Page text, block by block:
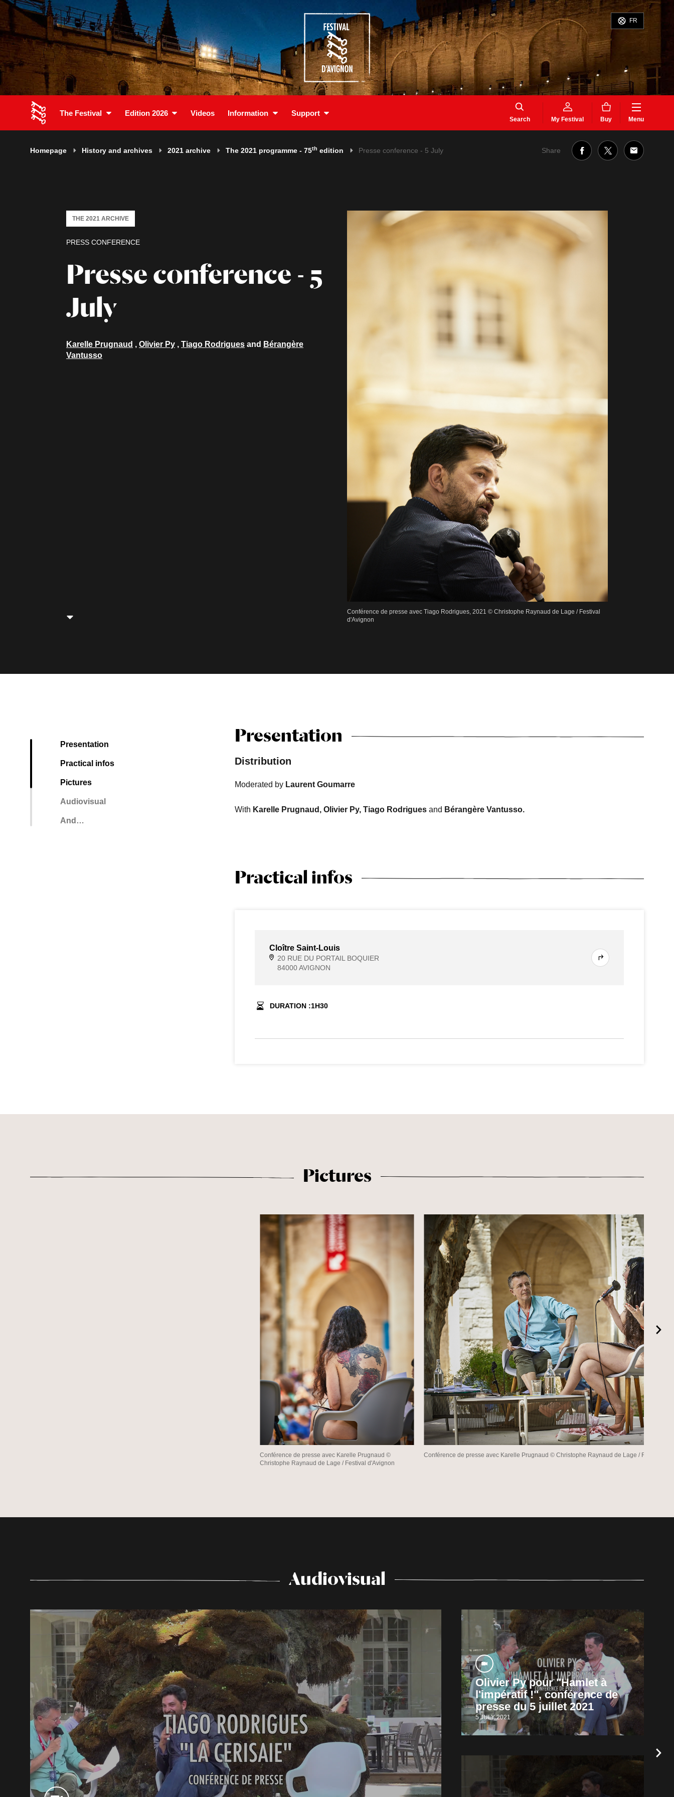
FR
The Festival Edition 2026 Videos Information Support
Search My Festival Buy Menu
Homepage History and archives 2021 archive The 2021 programme - 75th edition Presse conference - 5 July Share
Presse conference - 5
July
PRESS CONFERENCE
THE 2021 ARCHIVE
Karelle Prugnaud , Olivier Py , Tiago Rodrigues and Bérangère
Vantusso
Conférence de presse avec Tiago Rodrigues, 2021 © Christophe Raynaud de Lage / Festival
d'Avignon
Presentation
Practical infos
Pictures
Audiovisual
And…
Presentation
Distribution
Moderated by Laurent Goumarre
With Karelle Prugnaud, Olivier Py, Tiago Rodriguesand Bérangère Vantusso.
Practical infos
Cloître Saint-Louis
20 RUE DU PORTAIL BOQUIER
84000 AVIGNON
DURATION :1H30
Pictures
Conférence de presse avec Karelle Prugnaud ©
Christophe Raynaud de Lage / Festival d'Avignon
Conférence de presse avec Karelle Prugnaud © Christophe Raynaud de Lage / Festival
Audiovisual
Olivier Py pour "Hamlet à
l'impératif !", conférence de
presse du 5 juillet 2021
5 JULY 2021